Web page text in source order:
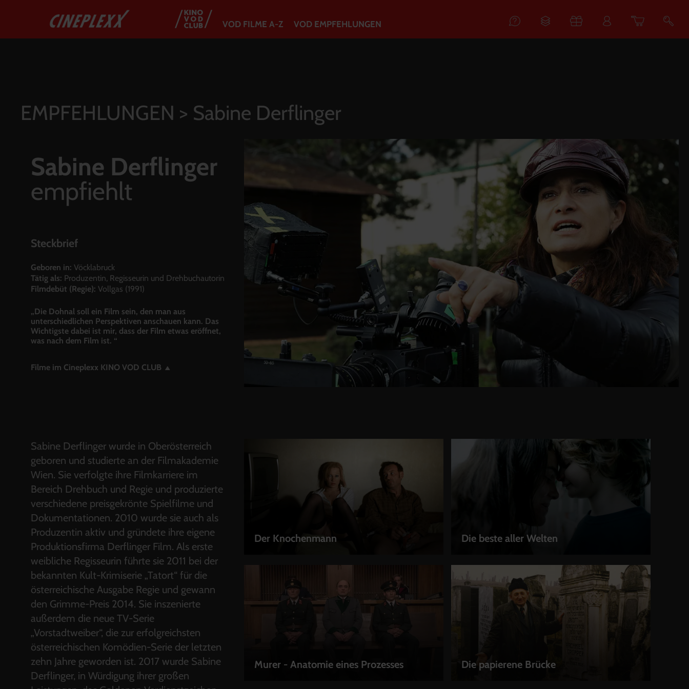
So geht’s
Gutscheine
Account
Warenkorb
Suche
VOD FILME A-Z VOD EMPFEHLUNGEN
EMPFEHLUNGEN > Sabine Derflinger
Sabine Derflinger
empfiehlt
Steckbrief
Geboren in: Vöcklabruck
Tätig als: Produzentin, Regisseurin und Drehbuchautorin
Filmdebüt (Regie): Vollgas (1991)
„Die Dohnal soll ein Film sein, den man aus
unterschiedlichen Perspektiven anschauen kann. Das
Wichtigste dabei ist mir, dass der Film etwas eröffnet,
was nach dem Film ist. “
Filme im Cineplexx KINO VOD CLUB
Sabine Derflinger wurde in Oberösterreich
geboren und studierte an der Filmakademie
Wien. Sie verfolgte ihre Filmkarriere im
Bereich Drehbuch und Regie und produzierte
verschiedene preisgekrönte Spielfilme und
Dokumentationen. 2010 wurde sie auch als
Produzentin aktiv und gründete ihre eigene
Produktionsfirma Derflinger Film. Als erste
weibliche Regisseurin führte sie 2011 bei der
bekannten Kult-Krimiserie „Tatort“ für die
österreichische Ausgabe Regie und gewann
den Grimme-Preis 2014. Sie inszenierte
außerdem die neue TV-Serie
„Vorstadtweiber“, die zur erfolgreichsten
österreichischen Komödien-Serie der letzten
zehn Jahre geworden ist. 2017 wurde Sabine
Derflinger, in Würdigung ihrer großen
Der Knochenmann
LEIHEN Die beste aller Welten
LEIHEN
Murer - Anatomie eines Prozesses
LEIHEN Die papierene Brücke
LEIHEN